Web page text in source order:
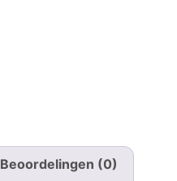
Beoordelingen (0)